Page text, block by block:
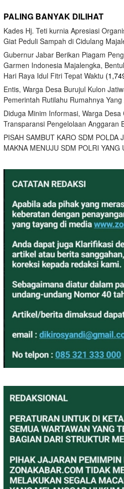
PALING BANYAK DILIHAT
Kades Hj. Teti kurnia Apresiasi
Giat Peduli Sampah di Cidulang
Gubernur Jabar Berikan Piagam
Garmen Indonesia Majalengka,
Hari Raya Idul Fitri Tepat Waktu
Entis, Warga Desa Burujul Kulon
Pemerintah Rutilahu Rumahnya
Diduga Minim Informasi, Warga
Transparansi Pengelolaan Anggaran
PISAH SAMBUT KARO SDM POLDA
MAKNA MENUJU SDM POLRI YANG